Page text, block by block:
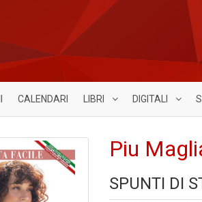
CALENDARI LIBRI DIGITALI
Piu
SPUNTI DI